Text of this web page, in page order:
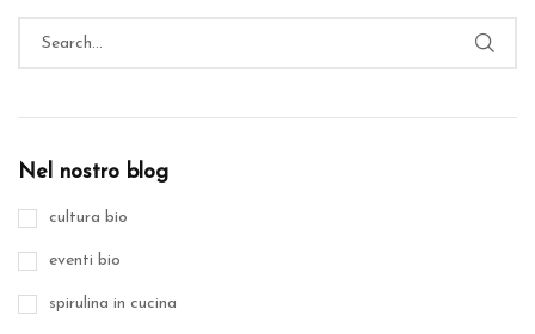
Nel nostro blog
cultura bio
eventi bio
spirulina in cucina